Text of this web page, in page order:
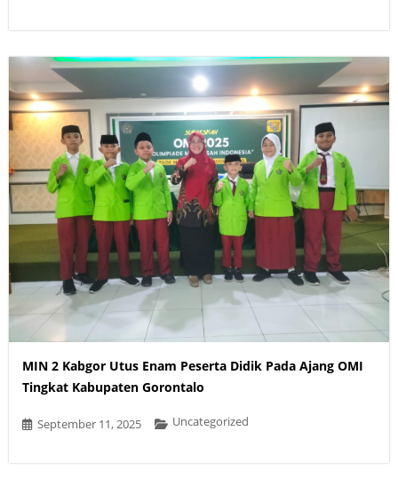
MIN 2 Kabgor Utus Enam Peserta Didik Pada Ajang OMI
Tingkat Kabupaten Gorontalo
September 11, 2025 Uncategorized